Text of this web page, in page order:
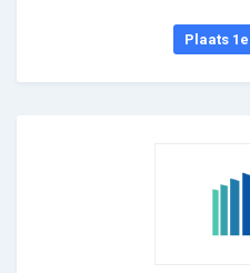
Plaats